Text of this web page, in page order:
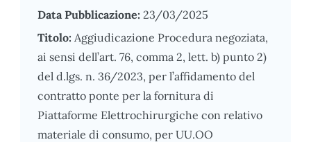
Data Pubblicazione: 23/03/2025
Titolo: Aggiudicazione Procedura negoziata,
ai sensi dell’art. 76, comma 2, lett. b) punto 2)
del d.lgs. n. 36/2023, per l’affidamento del
contratto ponte per la fornitura di
Piattaforme Elettrochirurgiche con relativo
materiale di consumo, per UU.OO